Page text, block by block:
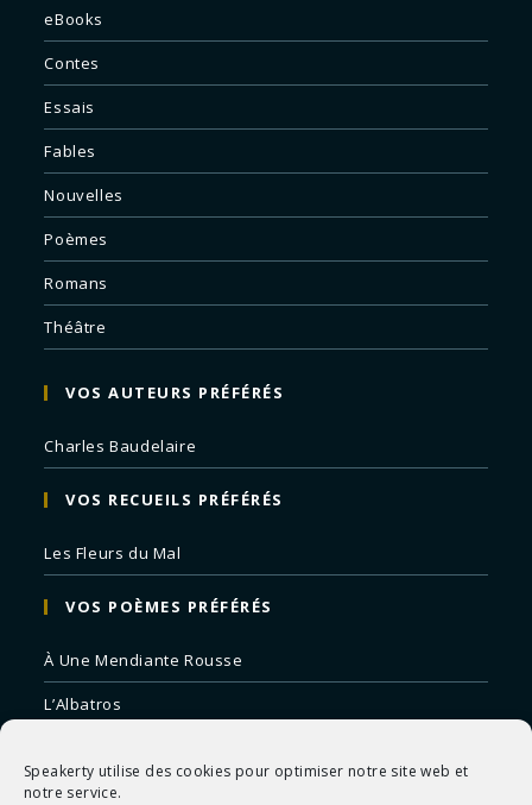
Speakerty utilise des cookies pour optimiser notre site web et
notre service.
eBooks
Contes
Essais
Fables
Nouvelles
Poèmes
Romans
Théâtre
VOS AUTEURS PRÉFÉRÉS
Charles Baudelaire
VOS RECUEILS PRÉFÉRÉS
Les Fleurs du Mal
VOS POÈMES PRÉFÉRÉS
À Une Mendiante Rousse
L’Albatros
Remords Posthume